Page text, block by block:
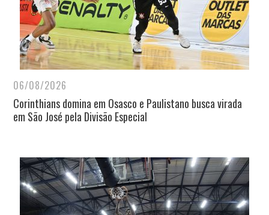
06/08/2026
Corinthians domina em Osasco e Paulistano busca virada
em São José pela Divisão Especial